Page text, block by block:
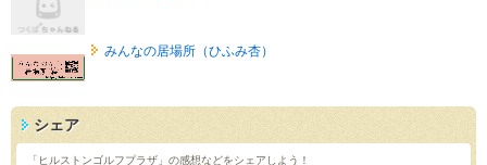
みんなの居場所（ひふみ杏）
シェア
「ヒルストンゴルフプラザ」の感想などをシェアしよう！